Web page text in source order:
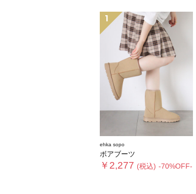
1
ehka sopo
ボアブーツ
￥2,277 (税込) -70%OFF-